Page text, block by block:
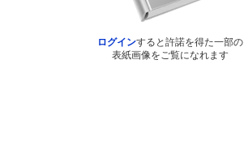
ログインすると許諾を得た一部の
表紙画像をご覧になれます